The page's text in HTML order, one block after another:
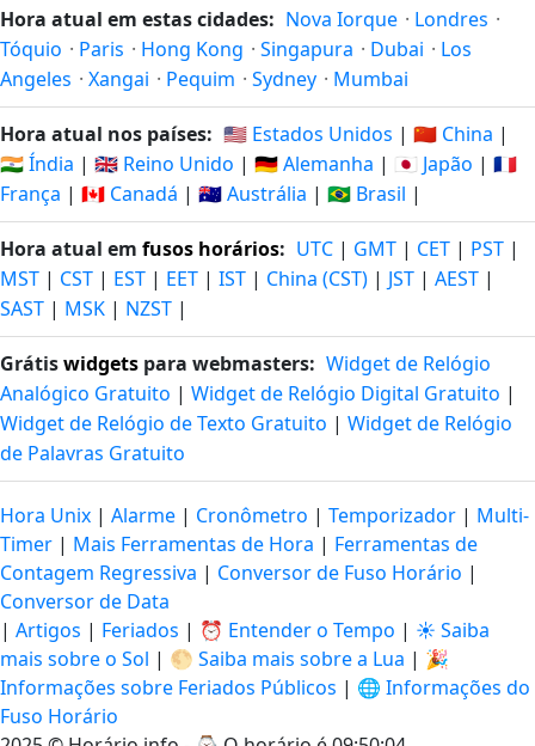
Hora atual em estas cidades: Nova Iorque · Londres ·
Tóquio · Paris · Hong Kong · Singapura · Dubai · Los
Angeles · Xangai · Pequim · Sydney · Mumbai
Hora atual nos países: 🇺🇸 Estados Unidos | 🇨🇳 China |
🇮🇳 Índia | 🇬🇧 Reino Unido | 🇩🇪 Alemanha | 🇯🇵 Japão | 🇫🇷
França | 🇨🇦 Canadá | 🇦🇺 Austrália | 🇧🇷 Brasil |
Hora atual em fusos horários: UTC | GMT | CET | PST |
MST | CST | EST | EET | IST | China (CST) | JST | AEST |
SAST | MSK | NZST |
Grátiswidgets para webmasters: Widget de Relógio
Analógico Gratuito | Widget de Relógio Digital Gratuito |
Widget de Relógio de Texto Gratuito | Widget de Relógio
de Palavras Gratuito
Hora Unix | Alarme | Cronômetro | Temporizador | Multi-
Timer | Mais Ferramentas de Hora | Ferramentas de
Contagem Regressiva | Conversor de Fuso Horário |
Conversor de Data
| Artigos | Feriados | ⏰ Entender o Tempo | ☀️ Saiba
mais sobre o Sol | 🌕 Saiba mais sobre a Lua | 🎉
Informações sobre Feriados Públicos | 🌐 Informações do
Fuso Horário